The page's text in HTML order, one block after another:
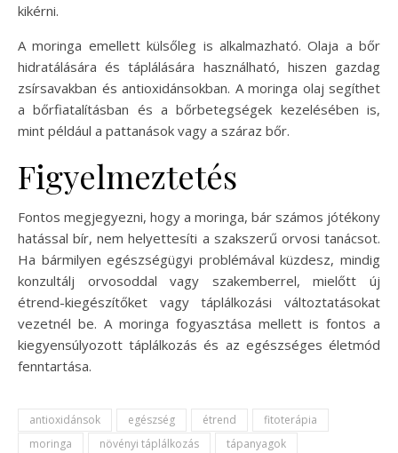
kikérni.
A moringa emellett külsőleg is alkalmazható. Olaja a bőr
hidratálására és táplálására használható, hiszen gazdag
zsírsavakban és antioxidánsokban. A moringa olaj segíthet
a bőrfiatalításban és a bőrbetegségek kezelésében is,
mint például a pattanások vagy a száraz bőr.
Figyelmeztetés
Fontos megjegyezni, hogy a moringa, bár számos jótékony
hatással bír, nem helyettesíti a szakszerű orvosi tanácsot.
Ha bármilyen egészségügyi problémával küzdesz, mindig
konzultálj orvosoddal vagy szakemberrel, mielőtt új
étrend-kiegészítőket vagy táplálkozási változtatásokat
vezetnél be. A moringa fogyasztása mellett is fontos a
kiegyensúlyozott táplálkozás és az egészséges életmód
fenntartása.
antioxidánsok egészség étrend
fitoterápia
moringa
növényi táplálkozás tápanyagok